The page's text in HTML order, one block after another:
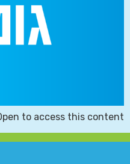
to access this content